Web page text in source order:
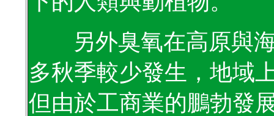
另外臭氧在高原與海
多秋季較少發生，地域
但由於工商業的鵬勃發